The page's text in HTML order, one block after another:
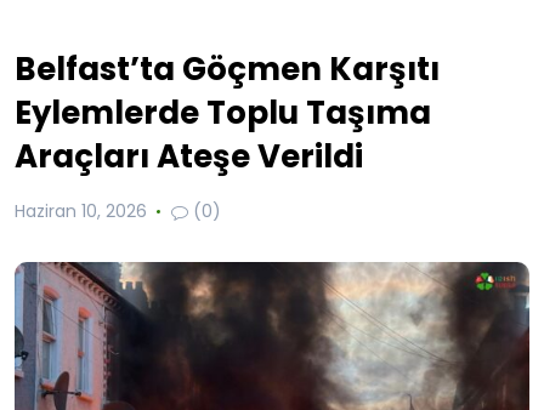
Belfast’ta Göçmen Karşıtı
Eylemlerde Toplu Taşıma
Araçları Ateşe Verildi
Haziran 10, 2026 (0)